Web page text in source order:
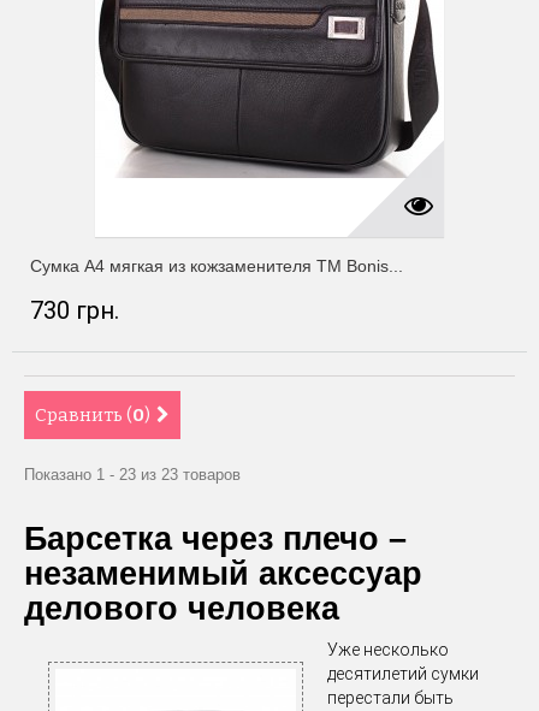
Сумка А4 мягкая из кожзаменителя ТМ Bonis...
730 грн.
Сравнить (0)
Показано 1 - 23 из 23 товаров
Барсетка через плечо –
незаменимый аксессуар
делового человека
Уже несколько
десятилетий сумки
перестали быть